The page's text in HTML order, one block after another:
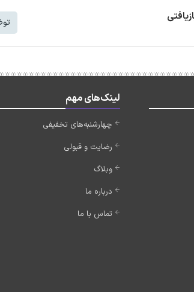
لینک‌های مهم
چهارشنبه‌های تخفیفی
رضایت و قبولی
وبلاگ
درباره ما
تماس با ما